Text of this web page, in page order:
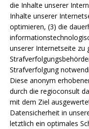
die Inhalte unserer
Inhalte unserer
optimieren, (3) die
unserer Internetseite zu
Strafverfolgung
Diese anonym
durch die regioconsult
mit dem Ziel
Datensicherheit in
letztlich ein optimales